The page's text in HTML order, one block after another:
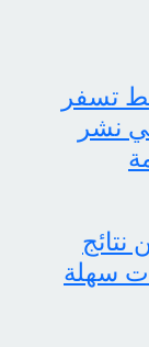
تسفر
نشر
نتائج
مع خطوات سهلة